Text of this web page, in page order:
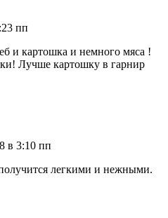
пп
и картошка и немного мяса !
Лучше картошку в гарнир
в 3:10 пп
легкими и нежными.